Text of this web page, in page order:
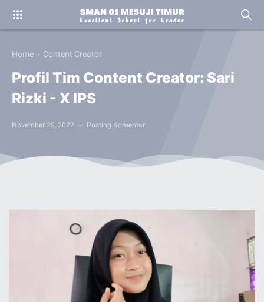
Home › Content Creator
Profil Tim Content Creator: Sari
Rizki - X IPS
November 25, 2022 Posting Komentar